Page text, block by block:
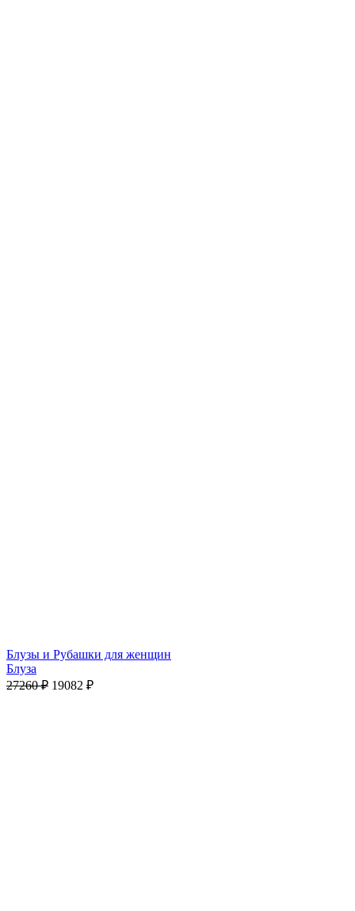
Блузы и Рубашки для женщин
Блуза
27260₽ 19082 ₽